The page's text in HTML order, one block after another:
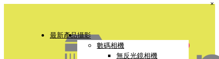
最新產品攝影
數碼相機
無反光鏡相機
×